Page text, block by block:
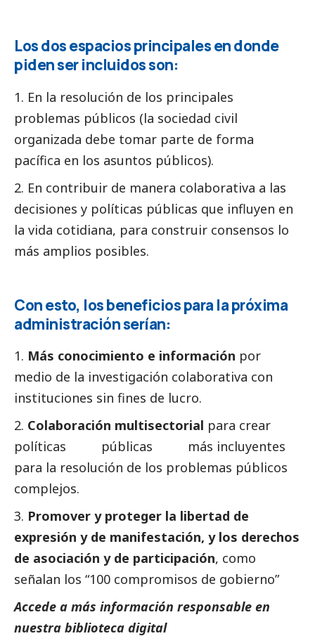
Los dos espacios principales en donde
piden ser incluidos son:
En la resolución de los principales
problemas públicos (la sociedad civil
organizada debe tomar parte de forma
pacífica en los asuntos públicos).
En contribuir de manera colaborativa a las
decisiones y políticas públicas que influyen en
la vida cotidiana, para construir consensos lo
más amplios posibles.
Con esto, los beneficios para la próxima
administración serían:
Más conocimiento e información por
medio de la investigación colaborativa con
instituciones sin fines de lucro.
Colaboración multisectorial para crear
políticas públicas más incluyentes
para la resolución de los problemas públicos
complejos.
Promover y proteger la libertad de
expresión y de manifestación, y los derechos
de asociación y de participación, como
señalan los “100 compromisos de gobierno”
Accede a más información responsable en
nuestra biblioteca digital